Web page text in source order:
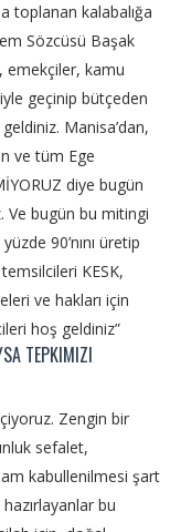
toplanan kalabalığa
Sözcüsü Başak
emekçiler, kamu
geçinip bütçeden
Manisa’dan,
ve tüm Ege
diye bugün
Ve bugün bu mitingi
90’nını üretip
KESK,
ve hakları için
hoş geldiniz”
TEPKIMIZI
Zengin bir
sefalet,
kabullenilmesi şart
bu